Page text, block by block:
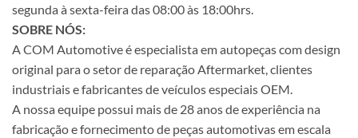
segunda à sexta-feira das 08:00 às 18:00hrs.
SOBRE NÓS:
A COM Automotive é especialista em autopeças com design
original para o setor de reparação Aftermarket, clientes
industriais e fabricantes de veículos especiais OEM.
A nossa equipe possui mais de 28 anos de experiência na
fabricação e fornecimento de peças automotivas em escala